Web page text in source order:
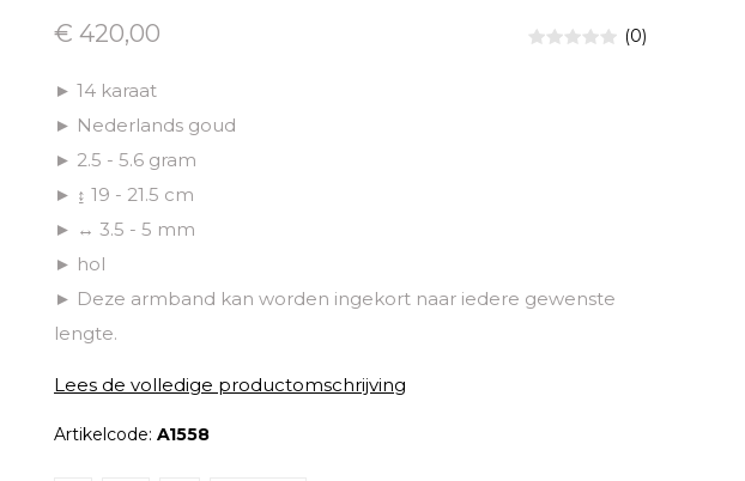
€ 420,00 (0)
► 14 karaat
► Nederlands goud
► 2.5 - 5.6 gram
► ↨ 19 - 21.5 cm
► ↔ 3.5 - 5 mm
► hol
► Deze armband kan worden ingekort naar iedere gewenste
lengte.
Lees de volledige productomschrijving
Artikelcode: A1558